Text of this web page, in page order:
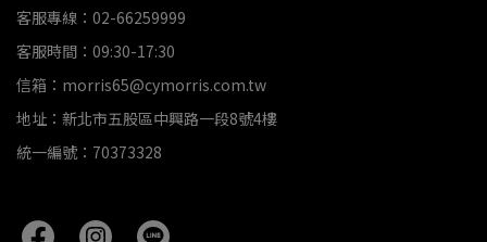
客服專線：02-66259999
客服時間：09:30-17:30
信箱：morris65@cymorris.com.tw
地址：新北市五股區中興路一段8號4樓
統一編號：70373328